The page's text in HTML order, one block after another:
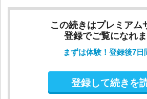
この続きはプレミアム
登録でご覧になれま
まずは体験！登録後7日
登録して続きを